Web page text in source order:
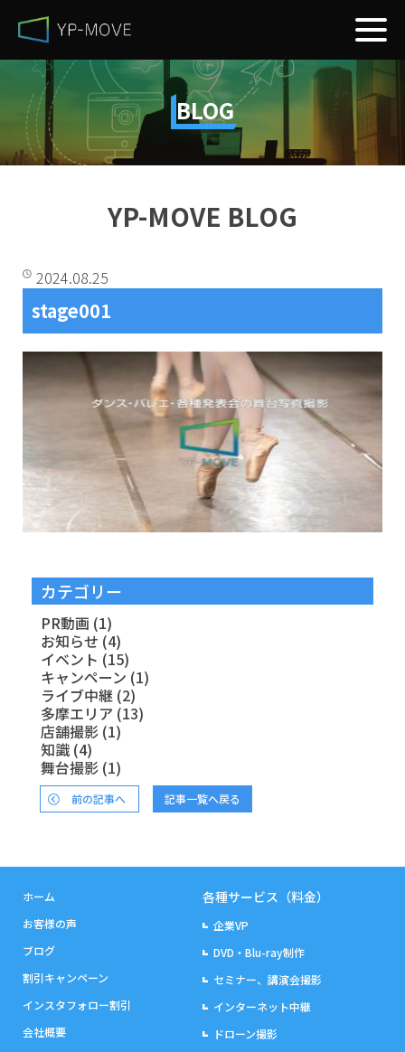
BLOG
YP-MOVE BLOG
2024.08.25
stage001
カテゴリー
PR動画 (1)
お知らせ (4)
イベント (15)
キャンペーン (1)
ライブ中継 (2)
多摩エリア (13)
店舗撮影 (1)
知識 (4)
舞台撮影 (1)
前の記事へ 記事一覧へ戻る
ホーム
お客様の声
ブログ
割引キャンペーン
インスタフォロー割引
会社概要
各種サービス（料金）
企業VP
DVD・Blu-ray制作
セミナー、講演会撮影
インターネット中継
ドローン撮影